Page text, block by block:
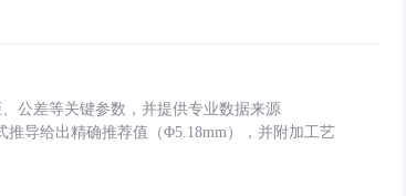
公差等关键参数，并提供专业数据来源
推导给出精确推荐值（Φ5.18mm），并附加工艺